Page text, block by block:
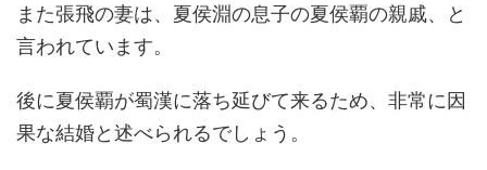
また張飛の妻は、夏侯淵の息子の夏侯覇の親戚、と
言われています。
後に夏侯覇が蜀漢に落ち延びて来るため、非常に因
果な結婚と述べられるでしょう。